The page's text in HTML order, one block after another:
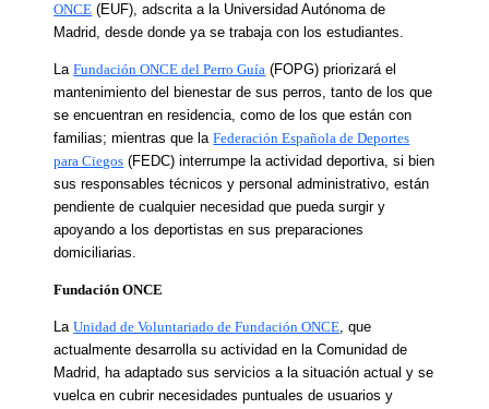
ONCE (EUF), adscrita a la Universidad Autónoma de
Madrid, desde donde ya se trabaja con los estudiantes.
LaFundación ONCE del Perro Guía (FOPG) priorizará el
mantenimiento del bienestar de sus perros, tanto de los que
se encuentran en residencia, como de los que están con
familias; mientras que laFederación Española de Deportes
para Ciegos (FEDC) interrumpe la actividad deportiva, si bien
sus responsables técnicos y personal administrativo, están
pendiente de cualquier necesidad que pueda surgir y
apoyando a los deportistas en sus preparaciones
domiciliarias.
Fundación ONCE
LaUnidad de Voluntariado de Fundación ONCE, que
actualmente desarrolla su actividad en la Comunidad de
Madrid, ha adaptado sus servicios a la situación actual y se
vuelca en cubrir necesidades puntuales de usuarios y